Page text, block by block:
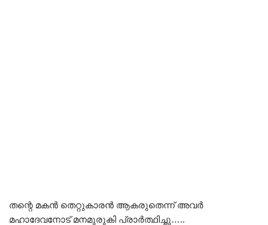
തന്റെ മകൻ തെറ്റുകാരൻ ആകരുതെന്ന് അവർ
മഹാദേവനോട് മനമുരുകി പ്രാർത്ഥിച്ചു…..